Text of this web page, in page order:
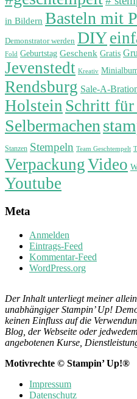
in Bildern Basteln mit
Demonstrator werden DIY
Fold Geburtstag Geschenk Gratis
Jevenstedt Kreativ
Rendsburg Sale-A-
Holstein Schritt
Selbermachen
Stanzen Stempeln Team Geschtempelt
VerpackungVideo
Youtube
Meta
Anmelden
Eintrags-Feed
Kommentar-Feed
WordPress.org
Der Inhalt unterliegt meiner
unabhängiger Stampin’ Up!
keinen Einfluss auf die
Blog, der Webseite oder
angebotenen Kurse,
Motivrechte © Stampin’ Up!®
Impressum
Datenschutz